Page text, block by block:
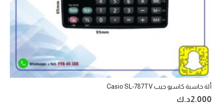
ألة حاسبة كاسيو جيب Casio SL-787TV
2.000د.ك